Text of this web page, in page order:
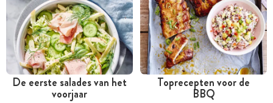
De eerste salades van het
voorjaar
Toprecepten voor de
BBQ